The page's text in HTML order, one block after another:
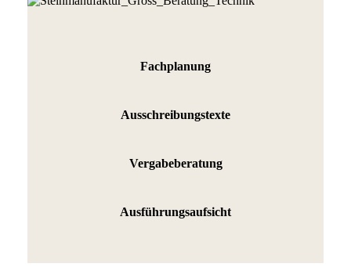
Fachplanung
Ausschreibungstexte
Vergabeberatung
Ausführungsaufsicht